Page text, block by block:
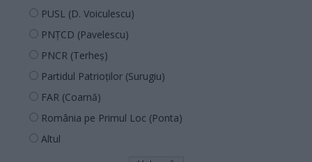
PUSL (D. Voiculescu)
PNȚCD (Pavelescu)
PNCR (Terheș)
Partidul Patrioților (Surugiu)
FAR (Coarnă)
România pe Primul Loc (Ponta)
Altul